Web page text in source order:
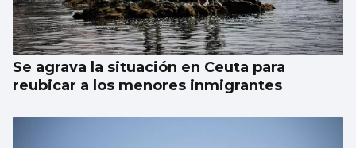
Se agrava la situación en Ceuta para
reubicar a los menores inmigrantes